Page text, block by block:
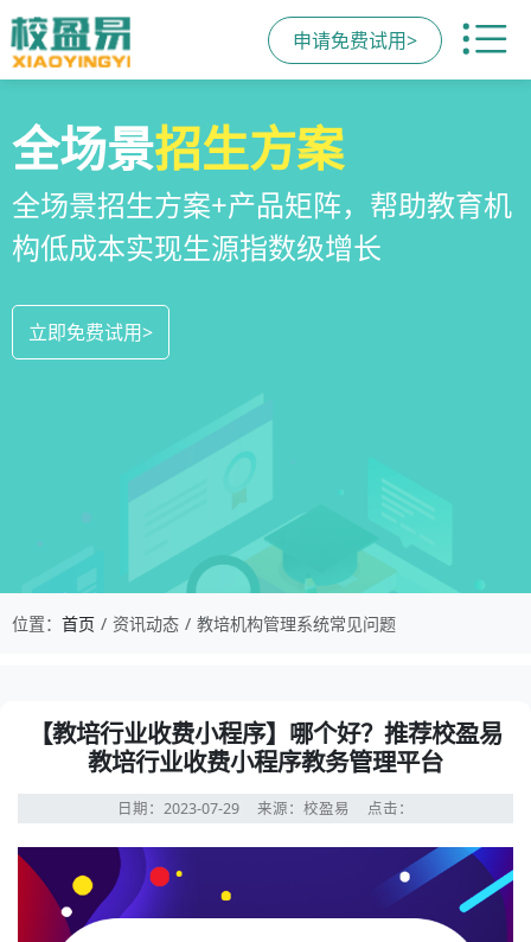
申请免费试用>
校区运营管理系统
教培机构数字化全场景运营管理系统，
全方位解决学校经营管理难题
立即免费试用>
全场景招生方案
全场景招生方案+产品矩阵，帮助教育机
构低成本实现生源指数级增长
立即免费试用>
教培机构小程序
一部手机链接机构、学员、家长，管理
更便捷，互动零距离，体验更满意
立即免费试用>
位置： 首页 资讯动态 教培机构管理系统常见问题
【教培行业收费小程序】哪个好？推荐校盈易
教培行业收费小程序教务管理平台
日期：2023-07-29 来源：校盈易 点击：